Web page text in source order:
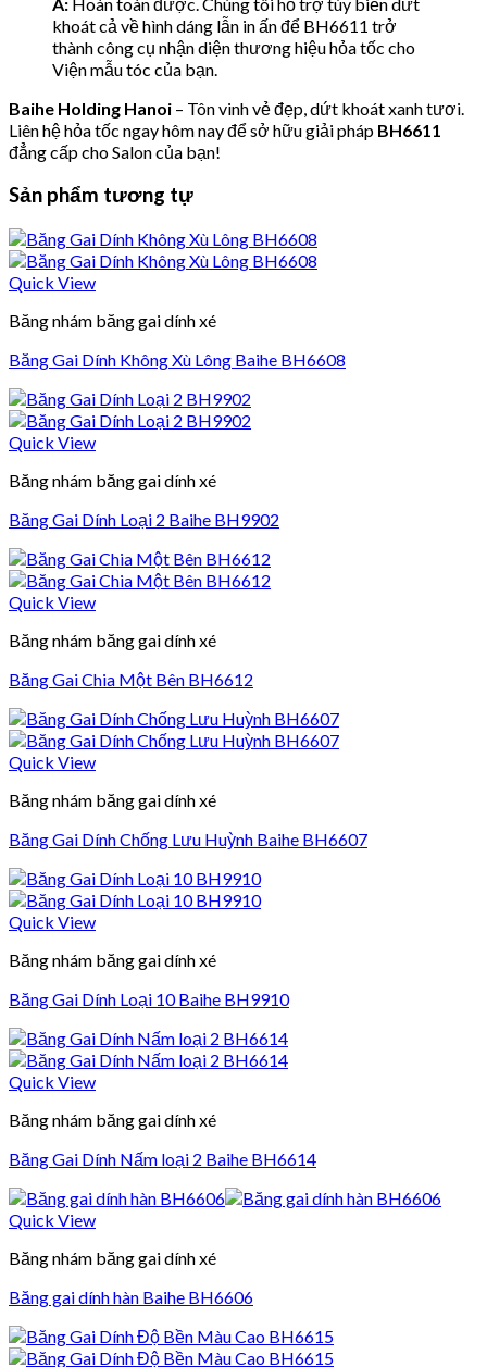
khoát cả về hình dáng lẫn in ấn để BH6611 trở
thành công cụ nhận diện thương hiệu hỏa tốc cho
Viện mẫu tóc của bạn.
Baihe Holding Hanoi – Tôn vinh vẻ đẹp, dứt khoát xanh tươi.
Liên hệ hỏa tốc ngay hôm nay để sở hữu giải pháp BH6611
đẳng cấp cho Salon của bạn!
Sản phẩm tương tự
Quick View
Băng nhám băng gai dính xé
Băng Gai Dính Không Xù Lông Baihe BH6608
Quick View
Băng nhám băng gai dính xé
Băng Gai Dính Loại 2 Baihe BH9902
Quick View
Băng nhám băng gai dính xé
Băng Gai Chia Một Bên BH6612
Quick View
Băng nhám băng gai dính xé
Băng Gai Dính Chống Lưu Huỳnh Baihe BH6607
Quick View
Băng nhám băng gai dính xé
Băng Gai Dính Loại 10 Baihe BH9910
Quick View
Băng nhám băng gai dính xé
Băng Gai Dính Nấm loại 2 Baihe BH6614
Quick View
Băng nhám băng gai dính xé
Băng gai dính hàn Baihe BH6606